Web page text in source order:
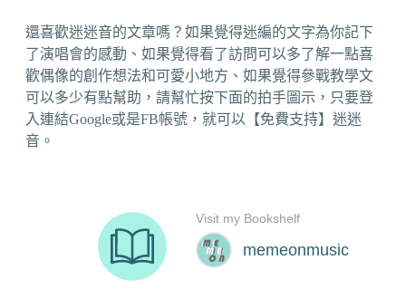
還喜歡迷迷音的文章嗎？如果覺得迷編的文字為你記下
了演唱會的感動、如果覺得看了訪問可以多了解一點喜
歡偶像的創作想法和可愛小地方、如果覺得參戰教學文
可以多少有點幫助，請幫忙按下面的拍手圖示，只要登
入連結Google或是FB帳號，就可以【免費支持】迷迷
音。